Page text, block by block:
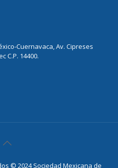
Cuernavaca, Av. Cipreses
C.P. 14400.
© 2024 Sociedad Mexicana de